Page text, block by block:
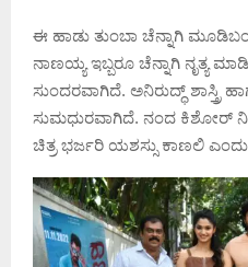
ಈ ಹಾಡು ತುಂಬಾ ಚೆನ್ನಾಗಿ
ನಾಣಯ್ಯ ಇಬ್ಬರೂ ಚೆನ್ನಾಗಿ ನೃತ್ಯ
ಸುಂದರವಾಗಿದೆ. ಅನಿರುದ್ಧ್ ಶಾಸ್ತ್ರಿ
ಸುಮಧುರವಾಗಿದೆ. ನಂದ ಕಿಶೋರ್
ಚಿತ್ರ ಭರ್ಜರಿ ಯಶಸ್ಸು ಕಾಣಲಿ